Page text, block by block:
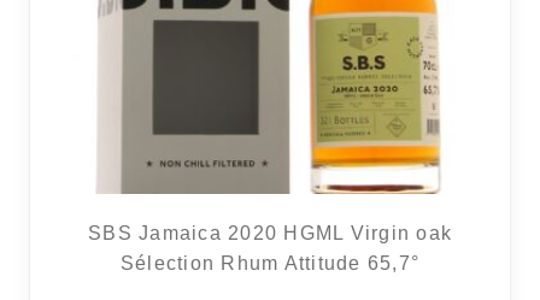
SBS Jamaica 2020 HGML Virgin oak
Sélection Rhum Attitude 65,7°